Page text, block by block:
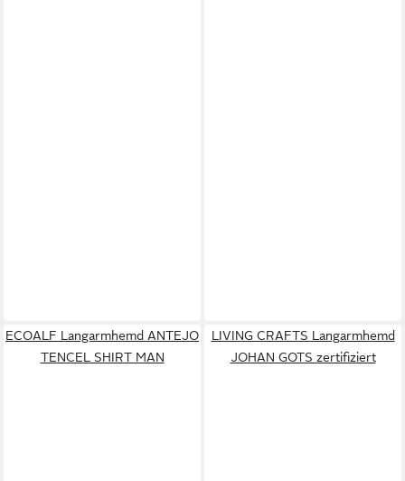
ECOALF Langarmhemd ANTEJO
TENCEL SHIRT MAN
LIVING CRAFTS Langarmhemd
JOHAN GOTS zertifiziert